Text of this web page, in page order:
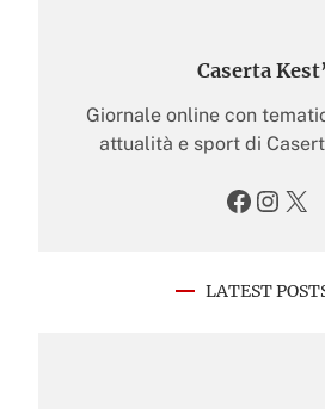
Caserta
Giornale online con
attualità e sport di
Facebook Instagram X
LATEST